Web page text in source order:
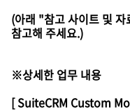
(아래 "참고 사이트 및
참고해 주세요.)
※상세한 업무 내용
[ SuiteCRM Custom